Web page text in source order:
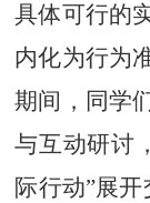
具体可行的
内化为行为
期间，同学
与互动研讨
际行动”展